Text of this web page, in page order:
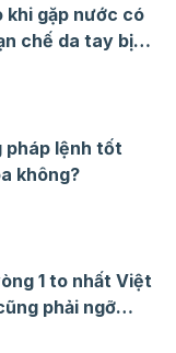
khi gặp nước có
chế da tay bị
pháp lệnh tốt
không?
1 to nhất Việt
phải ngỡ